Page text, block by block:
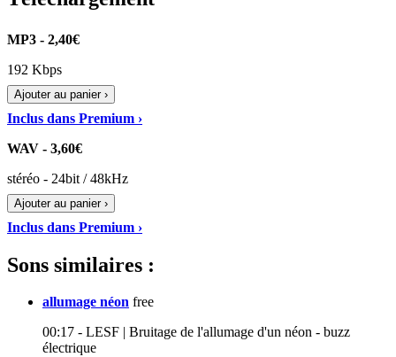
MP3 - 2,40€
192 Kbps
Ajouter au panier ›
Inclus dans Premium ›
WAV - 3,60€
stéréo - 24bit / 48kHz
Ajouter au panier ›
Inclus dans Premium ›
Sons similaires :
allumage néon free
00:17 - LESF | Bruitage de l'allumage d'un néon - buzz
électrique